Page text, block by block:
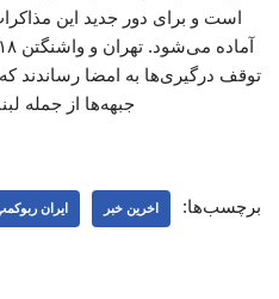
است و برای دور جدید این
توقف درگیری‌ها به امضا رساندند
جبهه‌ها از جمله لبنان
برچسب‌ها: اخرین خبر ایران